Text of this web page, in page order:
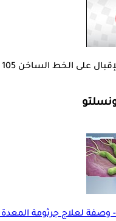
وصفة لعلاج جرثومة المعدة